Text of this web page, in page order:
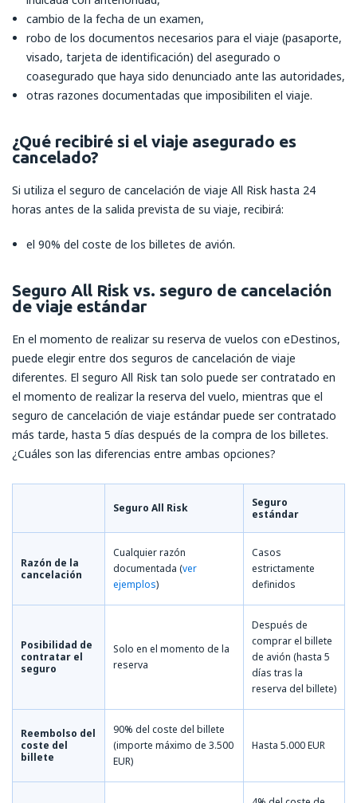
cambio de la fecha de un examen,
robo de los documentos necesarios para el viaje (pasaporte,
visado, tarjeta de identificación) del asegurado o
coasegurado que haya sido denunciado ante las autoridades,
otras razones documentadas que imposibiliten el viaje.
¿Qué recibiré si el viaje asegurado es
cancelado?
Si utiliza el seguro de cancelación de viaje All Risk hasta 24
horas antes de la salida prevista de su viaje, recibirá:
el 90% del coste de los billetes de avión.
Seguro All Risk vs. seguro de cancelación
de viaje estándar
En el momento de realizar su reserva de vuelos con eDestinos,
puede elegir entre dos seguros de cancelación de viaje
diferentes. El seguro All Risk tan solo puede ser contratado en
el momento de realizar la reserva del vuelo, mientras que el
seguro de cancelación de viaje estándar puede ser contratado
más tarde, hasta 5 días después de la compra de los billetes.
¿Cuáles son las diferencias entre ambas opciones?
Seguro All Risk
Seguro
estándar
Razón de la
cancelación
Cualquier razón
documentada (ver
ejemplos)
Casos
estrictamente
definidos
Posibilidad de
contratar el
seguro
Solo en el momento de la
reserva
Después de
comprar el billete
de avión (hasta 5
días tras la
reserva del billete)
Reembolso del
coste del
billete
90% del coste del billete
(importe máximo de 3.500
EUR)
Hasta 5.000 EUR